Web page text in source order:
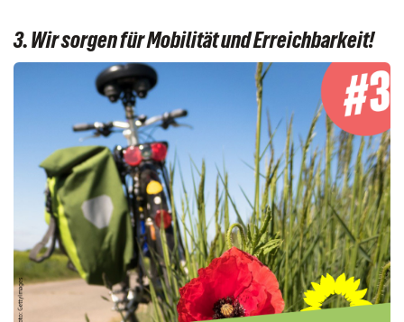
3. Wir sorgen für Mobilität und Erreichbarkeit!